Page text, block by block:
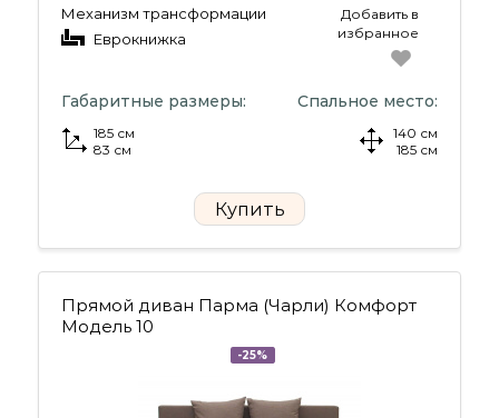
Механизм трансформации
Еврокнижка
Добавить в
избранное
Габаритные размеры:
185 см
83 см
Спальное место:
140 см
185 см
Купить
Прямой диван Парма (Чарли) Комфорт
Модель 10
-25%